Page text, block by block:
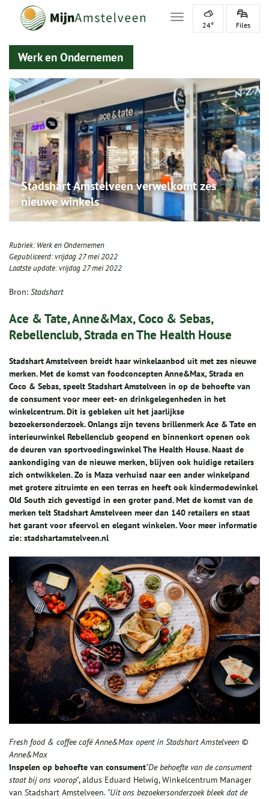
Toggle navigation
24° Files
Werk en Ondernemen
Stadshart Amstelveen verwelkomt zes
nieuwe winkels
Rubriek:Werk en Ondernemen
Gepubliceerd:vrijdag 27 mei 2022
Laatste update:vrijdag 27 mei 2022
Bron: Stadshart
Ace & Tate, Anne&Max, Coco & Sebas,
Rebellenclub, Strada en The Health House
Stadshart Amstelveen breidt haar winkelaanbod uit met zes nieuwe
merken. Met de komst van foodconcepten Anne&Max, Strada en
Coco & Sebas, speelt Stadshart Amstelveen in op de behoefte van
de consument voor meer eet- en drinkgelegenheden in het
winkelcentrum. Dit is gebleken uit het jaarlijkse
bezoekersonderzoek. Onlangs zijn tevens brillenmerk Ace & Tate en
interieurwinkel Rebellenclub geopend en binnenkort openen ook
de deuren van sportvoedingswinkel The Health House. Naast de
aankondiging van de nieuwe merken, blijven ook huidige retailers
zich ontwikkelen. Zo is Maza verhuisd naar een ander winkelpand
met grotere zitruimte en een terras en heeft ook kindermodewinkel
Old South zich gevestigd in een groter pand. Met de komst van de
merken telt Stadshart Amstelveen meer dan 140 retailers en staat
het garant voor sfeervol en elegant winkelen. Voor meer informatie
zie: stadshartamstelveen.nl
Fresh food & coffee café Anne&Max opent in Stadshart Amstelveen ©
Anne&Max
Inspelen op behoefte van consument"De behoefte van de consument
staat bij ons voorop", aldus Eduard Helwig, Winkelcentrum Manager
van Stadshart Amstelveen. "Uit ons bezoekersonderzoek bleek dat de